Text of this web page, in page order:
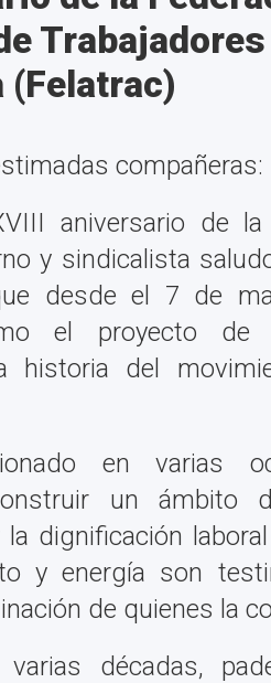
Trabajadores
(Felatrac)
compañeras:
aniversario de la
y sindicalista
desde el 7 de
el proyecto de
historia del
en varias
un ámbito
dignificación
y energía son
de quienes la
décadas,